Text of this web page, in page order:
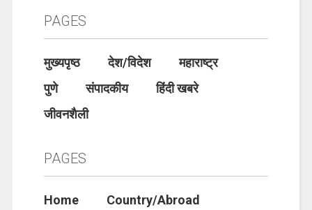
PAGES
मुख्यपृष्ठ देश/विदेश
महाराष्ट्र
पुणे
संपादकीय
हिंदी खबरे
जीवनशैली
PAGES
Home
Country/Abroad